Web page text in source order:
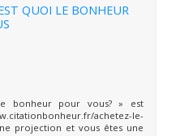
QUOI LE BONHEUR
bonheur pour vous? » est
achetez-le-
projection et vous êtes une